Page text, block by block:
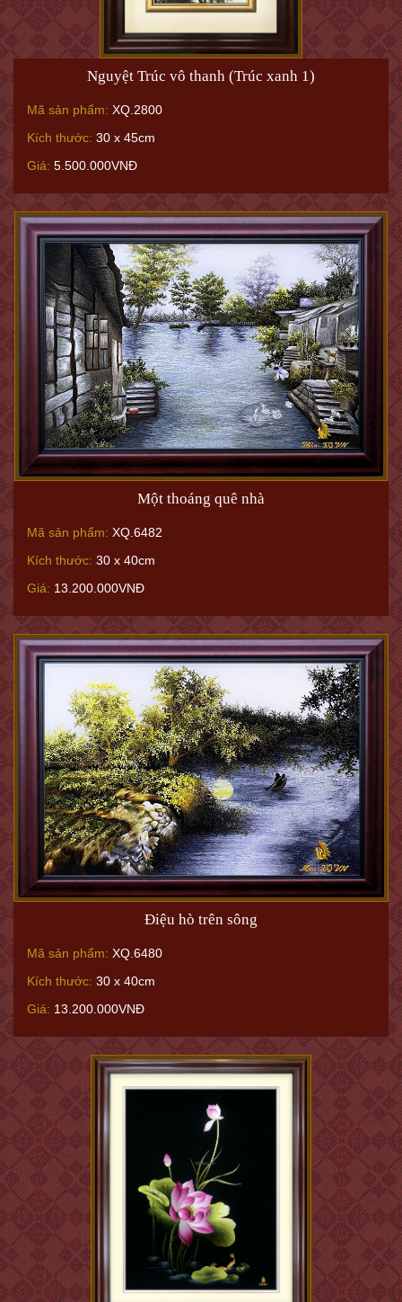
Nguyệt Trúc vô thanh (Trúc xanh 1)
Mã sản phẩm: XQ.2800
Kích thước: 30 x 45cm
Giá: 5.500.000VNĐ
Một thoáng quê nhà
Mã sản phẩm: XQ.6482
Kích thước: 30 x 40cm
Giá: 13.200.000VNĐ
Điệu hò trên sông
Mã sản phẩm: XQ.6480
Kích thước: 30 x 40cm
Giá: 13.200.000VNĐ